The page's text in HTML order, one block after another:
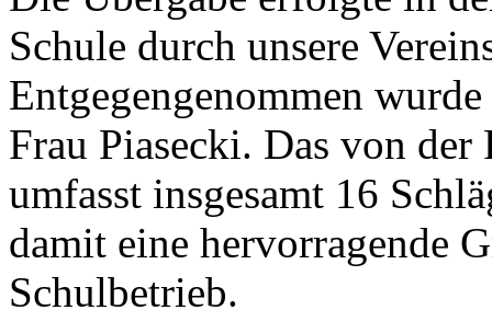
Schule durch unsere
Entgegengenommen
Frau Piasecki. Das von
umfasst insgesamt 16
damit eine hervorragende
Schulbetrieb.